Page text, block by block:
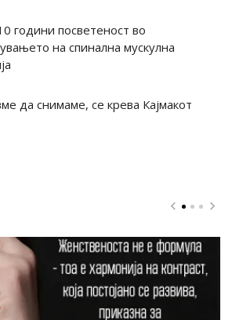
години посветеност во
на спинална мускулна
да снимаме, се крева Кајмакот